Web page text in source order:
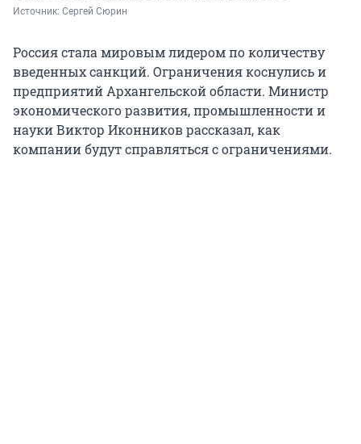
Источник: Сергей Сюрин
Россия стала мировым лидером по количеству
введенных санкций. Ограничения коснулись и
предприятий Архангельской области. Министр
экономического развития, промышленности и
науки Виктор Иконников рассказал, как
компании будут справляться с ограничениями.